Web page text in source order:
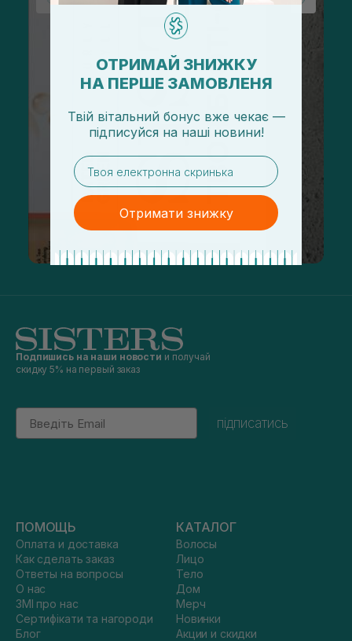
Подпишись на наши новости и получай
скидку 5% на первый заказ
Email
підписатись
ПОМОЩЬ
Оплата и доставка
Как сделать заказ
Ответы на вопросы
О нас
ЗМІ про нас
Сертифікати та нагороди
Блог
КАТАЛОГ
Волосы
Лицо
Тело
Дом
Мерч
Новинки
Акции и скидки
ОТРИМАЙ ЗНИЖКУ
НА ПЕРШЕ ЗАМОВЛЕНЯ
Твій вітальний бонус вже чекає —
підписуйся на наші новини!
email
Отримати знижку